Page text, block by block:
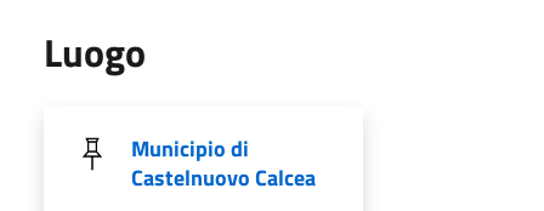
Luogo
Municipio di
Castelnuovo Calcea